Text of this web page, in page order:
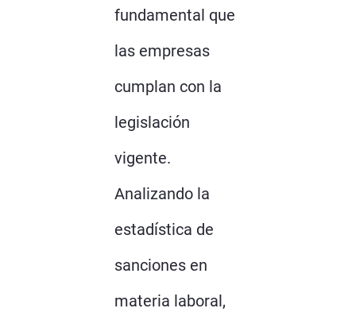
fundamental que
las empresas
cumplan con la
legislación
vigente.
Analizando la
estadística de
sanciones en
materia laboral,